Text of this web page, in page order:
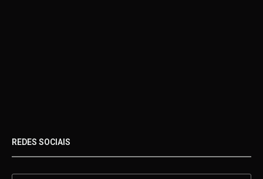
REDES SOCIAIS